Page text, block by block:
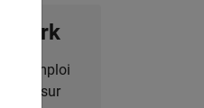
d'emploi
sur